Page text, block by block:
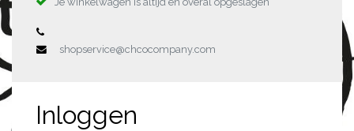
shopservice@chcocompany.com
Inloggen